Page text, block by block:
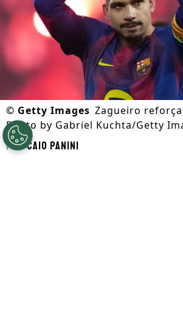
© Getty Images Zagueiro
Photo by Gabriel Kuchta/Getty
PorCaio Panini